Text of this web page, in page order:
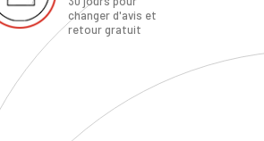
changer d'avis et
retour gratuit